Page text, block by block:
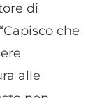
di
che
alle